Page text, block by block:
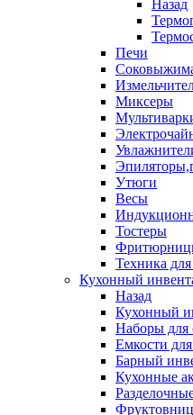
Назад
Печи
Миксеры
Утюги
Весы
Тостеры
Техника
Кухонный
Назад
Кухонный
Наборы для
Емкости
Барный
Кухонные